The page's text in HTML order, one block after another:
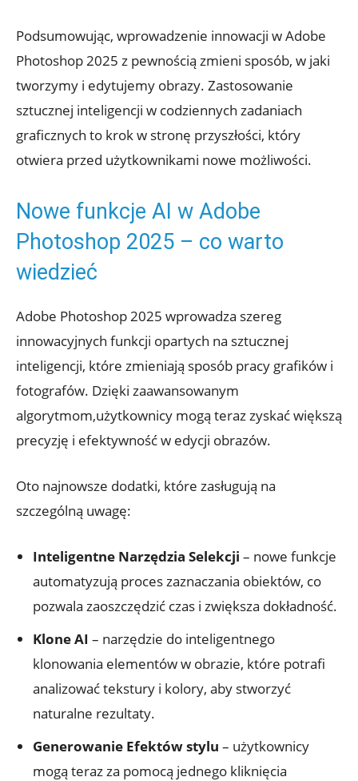
Podsumowując, wprowadzenie innowacji w Adobe
Photoshop 2025 z pewnością zmieni sposób, w jaki
tworzymy i edytujemy obrazy. Zastosowanie
sztucznej inteligencji w codziennych zadaniach
graficznych to krok w stronę przyszłości, który
otwiera przed użytkownikami nowe możliwości.
Nowe funkcje AI w Adobe
Photoshop 2025 – co warto
wiedzieć
Adobe Photoshop 2025 wprowadza szereg
innowacyjnych funkcji opartych na sztucznej
inteligencji, które zmieniają sposób pracy grafików i
fotografów. Dzięki zaawansowanym
algorytmom,użytkownicy mogą teraz zyskać większą
precyzję i efektywność w edycji obrazów.
Oto najnowsze dodatki, które zasługują na
szczególną uwagę:
Inteligentne Narzędzia Selekcji – nowe funkcje
automatyzują proces zaznaczania obiektów, co
pozwala zaoszczędzić czas i zwiększa dokładność.
Klone AI – narzędzie do inteligentnego
klonowania elementów w obrazie, które potrafi
analizować tekstury i kolory, aby stworzyć
naturalne rezultaty.
Generowanie Efektów stylu – użytkownicy
mogą teraz za pomocą jednego kliknięcia